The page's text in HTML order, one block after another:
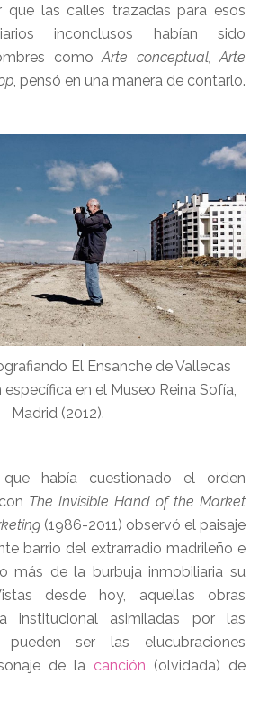
que las calles trazadas para esos
inconclusos habían sido
como Arte conceptual, Arte
, pensó en una manera de contarlo.
El Ensanche de Vallecas
en el Museo Reina Sofía,
Madrid (2012).
había cuestionado el orden
The Invisible Hand of the Market
(1986-2011) observó el paisaje
barrio del extrarradio madrileño e
más de la burbuja inmobiliaria su
desde hoy, aquellas obras
institucional asimiladas por las
pueden ser las elucubraciones
de la canción (olvidada) de